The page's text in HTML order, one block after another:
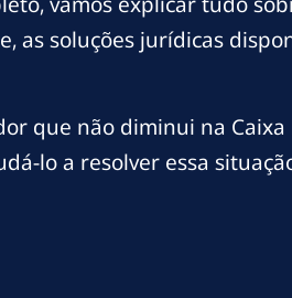
as soluções jurídicas
que não diminui na Caixa
lo a resolver essa